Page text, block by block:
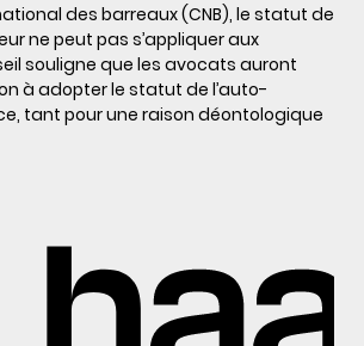
des barreaux (CNB), le statut de
ne peut pas s’appliquer aux
souligne que les avocats auront
à adopter le statut de l’auto-
tant pour une raison déontologique